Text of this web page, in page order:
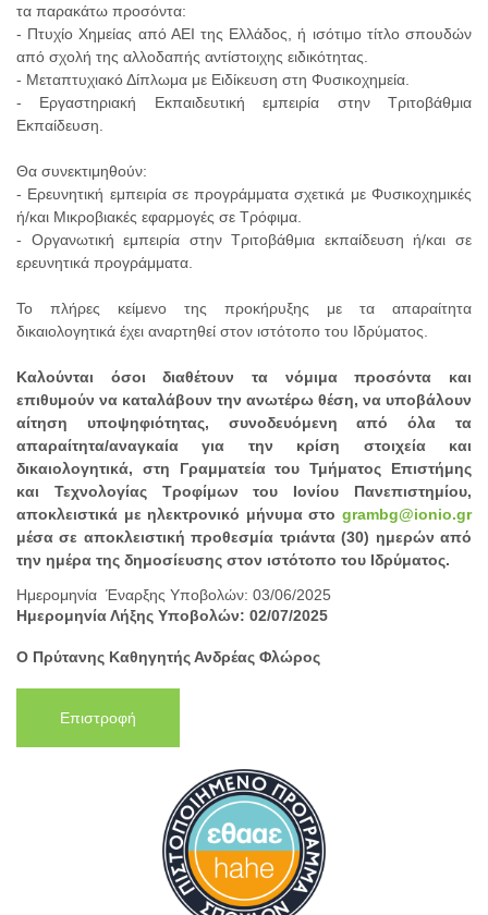
τα παρακάτω προσόντα:
- Πτυχίο Χημείας από ΑΕΙ της Ελλάδος, ή ισότιμο τίτλο σπουδών
από σχολή της αλλοδαπής αντίστοιχης ειδικότητας.
- Μεταπτυχιακό Δίπλωμα με Ειδίκευση στη Φυσικοχημεία.
- Εργαστηριακή Εκπαιδευτική εμπειρία στην Τριτοβάθμια
Εκπαίδευση.
Θα συνεκτιμηθούν:
- Ερευνητική εμπειρία σε προγράμματα σχετικά με Φυσικοχημικές
ή/και Μικροβιακές εφαρμογές σε Τρόφιμα.
- Οργανωτική εμπειρία στην Τριτοβάθμια εκπαίδευση ή/και σε
ερευνητικά προγράμματα.
Το πλήρες κείμενο της προκήρυξης με τα απαραίτητα
δικαιολογητικά έχει αναρτηθεί στον ιστότοπο του Ιδρύματος.
Καλούνται όσοι διαθέτουν τα νόμιμα προσόντα και
επιθυμούν να καταλάβουν την ανωτέρω θέση, να υποβάλουν
αίτηση υποψηφιότητας, συνοδευόμενη από όλα τα
απαραίτητα/αναγκαία για την κρίση στοιχεία και
δικαιολογητικά, στη Γραμματεία του Τμήματος Επιστήμης
και Τεχνολογίας Τροφίμων του Ιονίου Πανεπιστημίου,
αποκλειστικά με ηλεκτρονικό μήνυμα στο grambg@ionio.gr
μέσα σε αποκλειστική προθεσμία τριάντα (30) ημερών από
την ημέρα της δημοσίευσης στον ιστότοπο του Ιδρύματος.
Ημερομηνία Έναρξης Υποβολών: 03/06/2025
Ημερομηνία Λήξης Υποβολών: 02/07/2025
Ο Πρύτανης Καθηγητής Ανδρέας Φλώρος
Επιστροφή